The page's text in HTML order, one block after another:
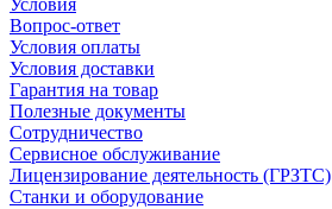
Условия
Вопрос-ответ
Условия оплаты
Условия доставки
Гарантия на товар
Полезные документы
Сотрудничество
Сервисное обслуживание
Лицензирование деятельность (ГРЗТС)
Станки и оборудование